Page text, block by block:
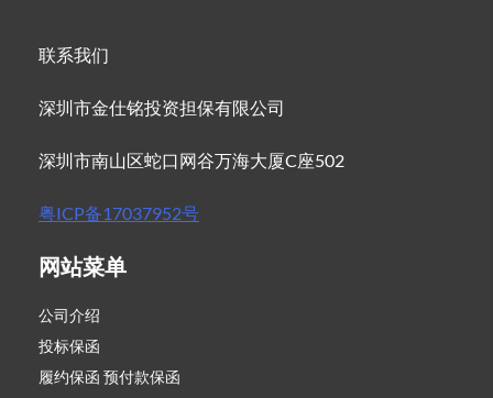
联系我们
深圳市金仕铭投资担保有限公司
深圳市南山区蛇口网谷万海大厦C座502
粤ICP备17037952号
网站菜单
公司介绍
投标保函
履约保函 预付款保函